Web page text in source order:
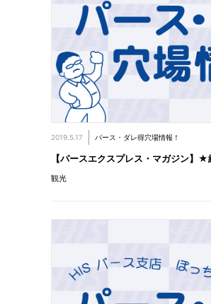
2019.5.17 パース・ダレ得穴場情報！
【パースエクスプレス・マガジン】
観光